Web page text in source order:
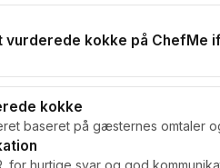
vurderede kokke på ChefMe
kokke
baseret på gæsternes omtaler
for hurtige svar og god